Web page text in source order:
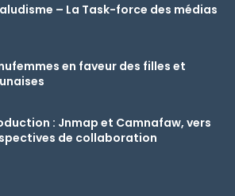
– La Task-force des médias
en faveur des filles et
: Jnmap et Camnafaw, vers
de collaboration